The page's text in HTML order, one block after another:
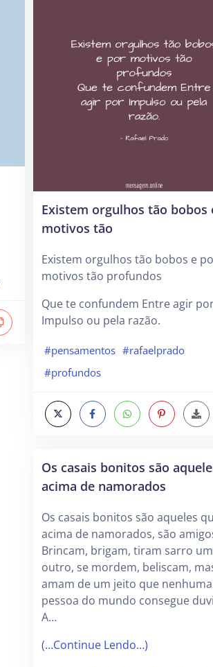
Existem orgulhos tão bobos
motivos tão
Existem orgulhos tão bobos e
motivos tão profundos
Que te confundem Entre agir
Impulso ou pela razão.
#pensamentos #rafaelprado
#profundos
Os casais bonitos são
acima de namorados
Os casais bonitos são aqueles
acima de namorados, são
Brincam, brigam, tiram sarro
outro, se mordem, beliscam,
amam de um jeito que nenhuma
pessoa do mundo consegue
A…
(…Continue Lendo…)